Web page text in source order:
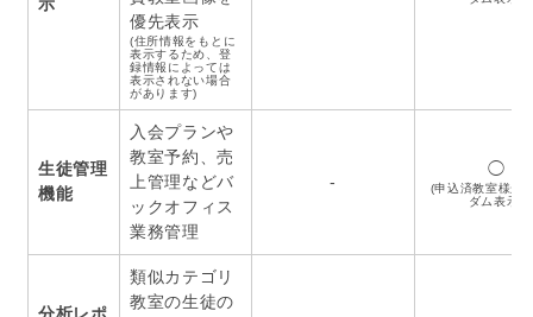
優先表示
(住所情報をもとに
表示するため、登
録情報によっては
表示されない場合
があります)
生徒管理
機能
入会プランや
教室予約、売
上管理などバ
ックオフィス
業務管理
-
◯
(申込済教室様か
ダム表示)
類似カテゴリ
教室の生徒の